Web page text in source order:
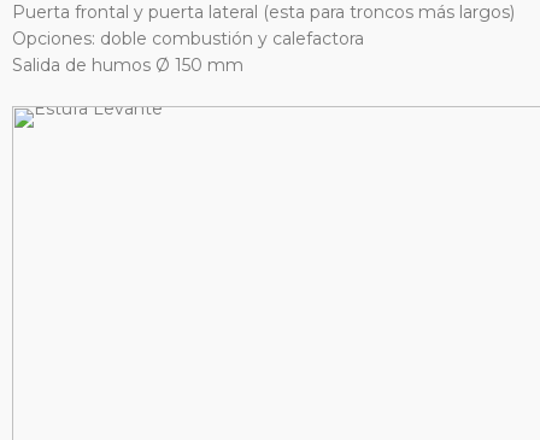
Puerta frontal y puerta lateral (esta para troncos más largos)
Opciones: doble combustión y calefactora
Salida de humos Ø 150 mm